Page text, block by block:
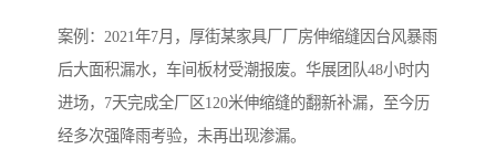
案例：2021年7月，厚街某家具厂厂房伸缩缝因台风暴雨
后大面积漏水，车间板材受潮报废。华展团队48小时内
进场，7天完成全厂区120米伸缩缝的翻新补漏，至今历
经多次强降雨考验，未再出现渗漏。